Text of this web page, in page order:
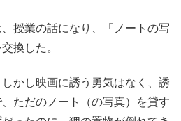
授業の話になり、「ノートの写
換した。
かし映画に誘う勇気はなく、誘
ただのノート（の写真）を貸す